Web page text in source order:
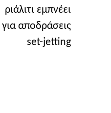
ριάλιτι εμπνέει
για αποδράσεις
set-jetting